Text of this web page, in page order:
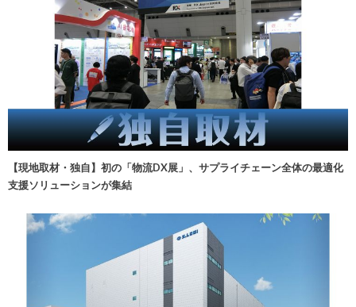
【現地取材・独自】初の「物流DX展」、サプライチェーン全体の最適化
支援ソリューションが集結